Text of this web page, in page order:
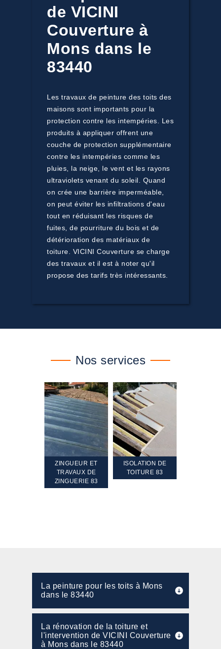
de VICINI
Couverture à
Mons dans le
83440
Les travaux de peinture des toits des
maisons sont importants pour la
protection contre les intempéries. Les
produits à appliquer offrent une
couche de protection supplémentaire
contre les intempéries comme les
pluies, la neige, le vent et les rayons
ultraviolets venant du soleil. Quand
on crée une barrière imperméable,
on peut éviter les infiltrations d'eau
tout en réduisant les risques de
fuites, de pourriture du bois et de
détérioration des matériaux de
toiture. VICINI Couverture se charge
des travaux et il est à noter qu'il
propose des tarifs très intéressants.
Nos services
ZINGUEUR ET
TRAVAUX DE
ZINGUERIE 83
ISOLATION DE
TOITURE 83
La peinture pour les toits à Mons
dans le 83440
La rénovation de la toiture et
l'intervention de VICINI Couverture
à Mons dans le 83440